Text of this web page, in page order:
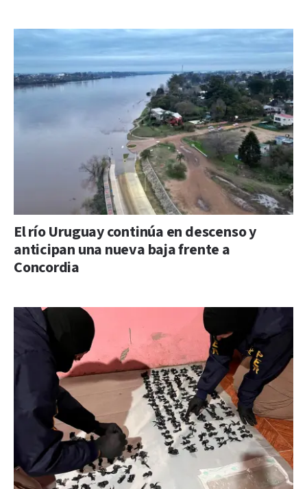
El río Uruguay continúa en descenso y
anticipan una nueva baja frente a
Concordia